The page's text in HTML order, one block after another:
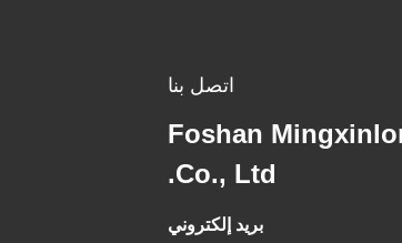
اتصل بنا
Foshan
Co., Ltd.
بريد إلكتروني